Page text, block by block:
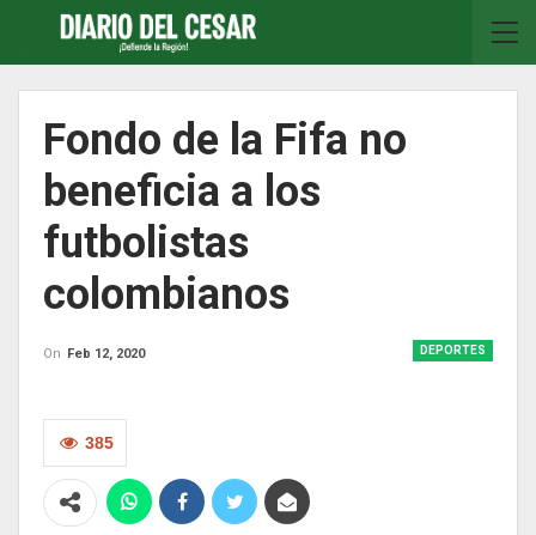
Fondo de la Fifa no
beneficia a los
futbolistas
colombianos
DEPORTES
On Feb 12, 2020
385